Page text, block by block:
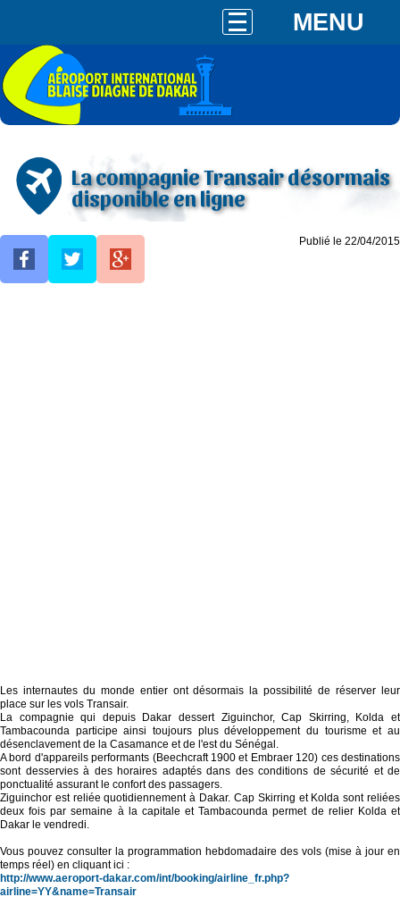
MENU
La compagnie Transair désormais
disponible en ligne
Publié le 22/04/2015
Les internautes du monde entier ont désormais la possibilité de réserver leur
place sur les vols Transair.
La compagnie qui depuis Dakar dessert Ziguinchor, Cap Skirring, Kolda et
Tambacounda participe ainsi toujours plus développement du tourisme et au
désenclavement de la Casamance et de l'est du Sénégal.
A bord d'appareils performants (Beechcraft 1900 et Embraer 120) ces destinations
sont desservies à des horaires adaptés dans des conditions de sécurité et de
ponctualité assurant le confort des passagers.
Ziguinchor est reliée quotidiennement à Dakar. Cap Skirring et Kolda sont reliées
deux fois par semaine à la capitale et Tambacounda permet de relier Kolda et
Dakar le vendredi.
Vous pouvez consulter la programmation hebdomadaire des vols (mise à jour en
temps réel) en cliquant ici :
http://www.aeroport-dakar.com/int/booking/airline_fr.php?
airline=YY&name=Transair